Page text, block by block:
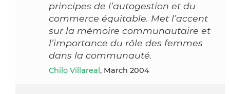
principes de l’autogestion et du
commerce équitable. Met l’accent
sur la mémoire communautaire et
l’importance du rôle des femmes
dans la communauté.
Chilo Villareal , March 2004